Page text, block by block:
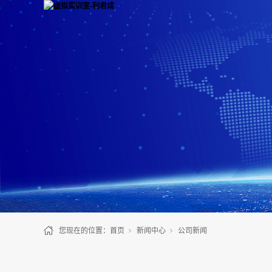
您现在的位置： 首页 新闻中心 公司新闻